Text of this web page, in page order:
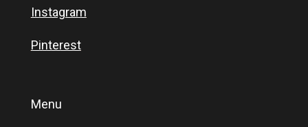
Instagram
Pinterest
Menu